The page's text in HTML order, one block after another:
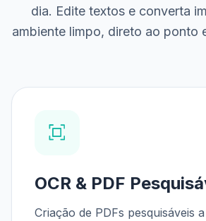
dia. Edite textos e converta
ambiente limpo, direto ao ponto
OCR & PDF
Criação de PDFs pesquisáveis